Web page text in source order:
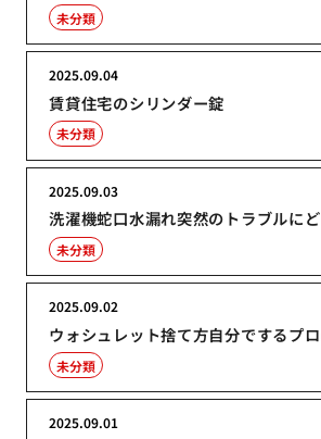
未分類
賃貸住宅のシリンダー錠
2025.09.04
未分類
洗濯機蛇口水漏れ突然のトラブルに
2025.09.03
未分類
ウォシュレット捨て方自分でするプ
2025.09.02
未分類
2025.09.01